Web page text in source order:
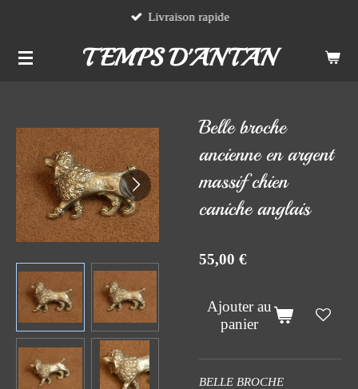
contenu
TEMPS D'ANTAN
Livraison rapide
Belle broche
ancienne en argent
massif chien
caniche anglais
55,00 €
Ajouter au
panier
BELLE BROCHE